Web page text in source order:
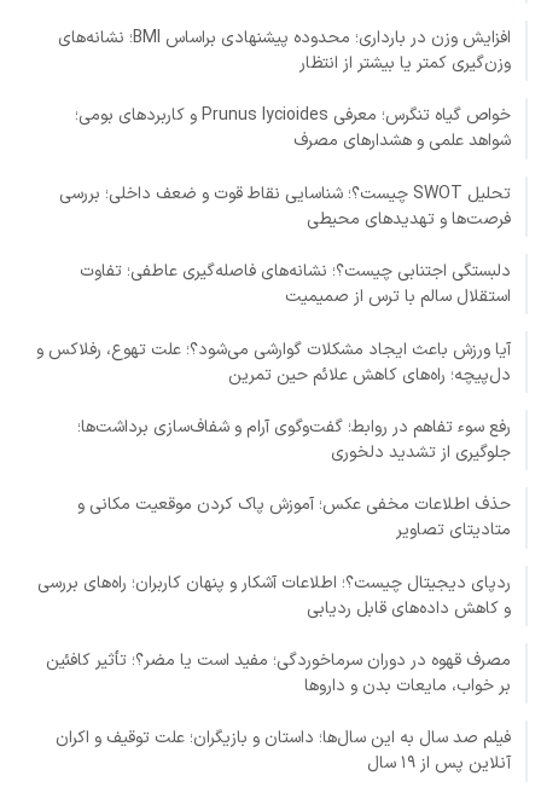
افزایش وزن در بارداری؛ محدوده پیشنهادی براساس BMI؛ نشانه‌های
وزن‌گیری کمتر یا بیشتر از انتظار
خواص گیاه تنگرس؛ معرفی Prunus lycioides و کاربردهای بومی؛
شواهد علمی و هشدارهای مصرف
تحلیل SWOT چیست؟؛ شناسایی نقاط قوت و ضعف داخلی؛ بررسی
فرصت‌ها و تهدیدهای محیطی
دلبستگی اجتنابی چیست؟؛ نشانه‌های فاصله‌گیری عاطفی؛ تفاوت
استقلال سالم با ترس از صمیمیت
آیا ورزش باعث ایجاد مشکلات گوارشی می‌شود؟؛ علت تهوع، رفلاکس و
دل‌پیچه؛ راه‌های کاهش علائم حین تمرین
رفع سوء تفاهم در روابط؛ گفت‌وگوی آرام و شفاف‌سازی برداشت‌ها؛
جلوگیری از تشدید دلخوری
حذف اطلاعات مخفی عکس؛ آموزش پاک کردن موقعیت مکانی و
متادیتای تصاویر
ردپای دیجیتال چیست؟؛ اطلاعات آشکار و پنهان کاربران؛ راه‌های بررسی
و کاهش داده‌های قابل ردیابی
مصرف قهوه در دوران سرماخوردگی؛ مفید است یا مضر؟؛ تأثیر کافئین
بر خواب، مایعات بدن و داروها
فیلم صد سال به این سال‌ها؛ داستان و بازیگران؛ علت توقیف و اکران
آنلاین پس از ۱۹ سال